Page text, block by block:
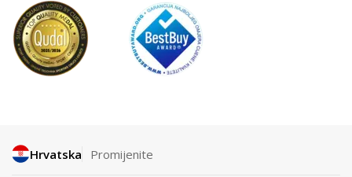
Hrvatska Promijenite